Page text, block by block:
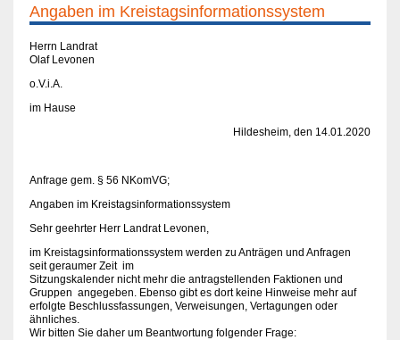
Angaben im Kreistagsinformationssystem
Herrn Landrat
Olaf Levonen
o.V.i.A.
im Hause
Hildesheim, den 14.01.2020
Anfrage gem. § 56 NKomVG;
Angaben im Kreistagsinformationssystem
Sehr geehrter Herr Landrat Levonen,
im Kreistagsinformationssystem werden zu Anträgen und Anfragen
seit geraumer Zeit im
Sitzungskalender nicht mehr die antragstellenden Faktionen und
Gruppen angegeben. Ebenso gibt es dort keine Hinweise mehr auf
erfolgte Beschlussfassungen, Verweisungen, Vertagungen oder
ähnliches.
Wir bitten Sie daher um Beantwortung folgender Frage: